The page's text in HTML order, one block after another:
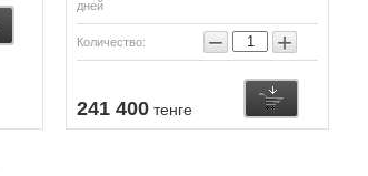
дней
Количество: − +
241 400 тенге